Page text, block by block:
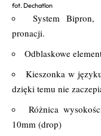
fot. Dechatlon
System Bipron,
pronacji.
Odblaskowe
Kieszonka w
dzięki temu nie
Różnica
10mm (drop)